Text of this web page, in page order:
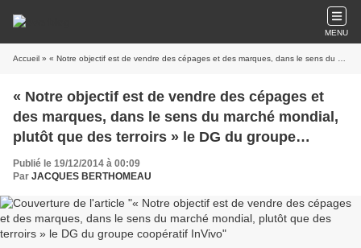
MENU
Accueil » « Notre objectif est de vendre des cépages et des marques, dans le sens du marché mondial, plutôt que des terroirs » le DG du groupe coopératif InVivo
« Notre objectif est de vendre des cépages et
des marques, dans le sens du marché mondial,
plutôt que des terroirs » le DG du groupe
coopératif InVivo
Publié le 19/12/2014 à 00:09
Par JACQUES BERTHOMEAU